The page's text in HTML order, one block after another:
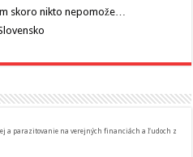
skoro nikto nepomože…
a parazitovanie na verejných financiách a ľudoch z